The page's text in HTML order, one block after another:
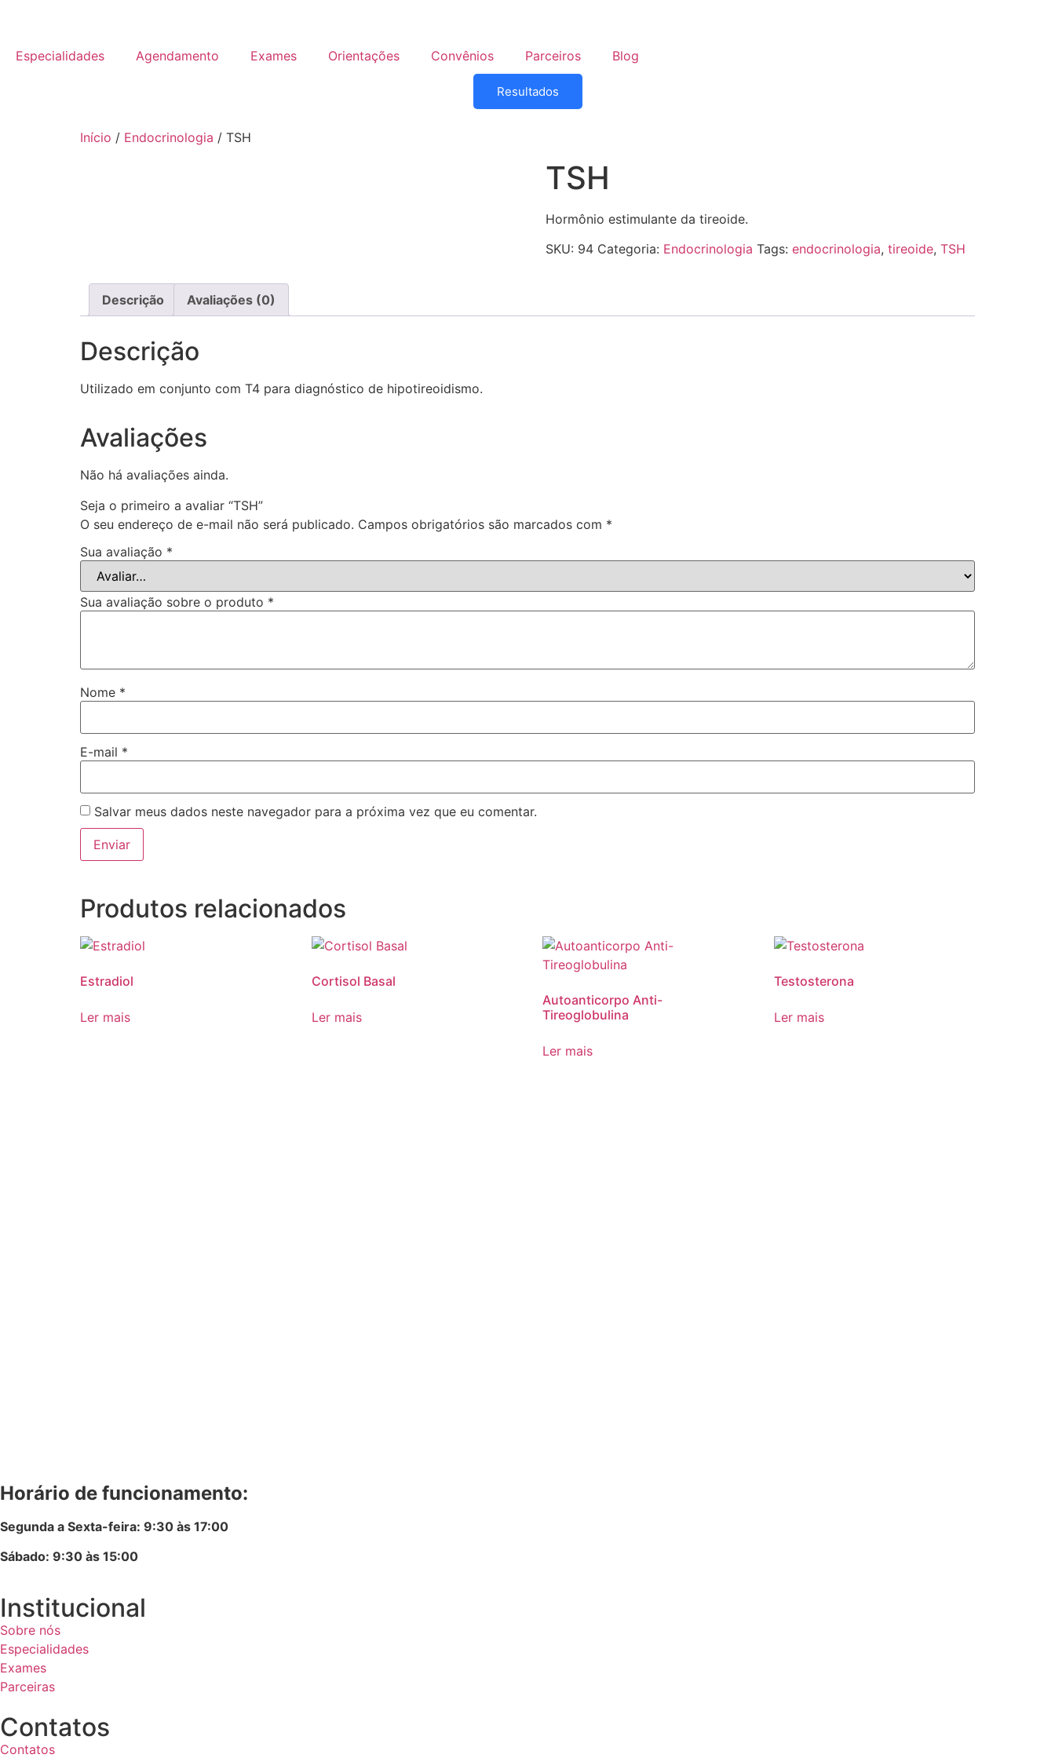
Especialidades Agendamento Exames Orientações Convênios Parceiros Blog
Resultados
Início / Endocrinologia / TSH
TSH
Hormônio estimulante da tireoide.
SKU: 94 Categoria: Endocrinologia Tags: endocrinologia, tireoide, TSH
Descrição Avaliações (0)
Descrição
Utilizado em conjunto com T4 para diagnóstico de hipotireoidismo.
Avaliações
Não há avaliações ainda.
Seja o primeiro a avaliar “TSH”
O seu endereço de e-mail não será publicado. Campos obrigatórios são marcados com *
Sua avaliação *
Sua avaliação sobre o produto *
Nome *
E-mail *
Salvar meus dados neste navegador para a próxima vez que eu comentar.
Produtos relacionados
Estradiol
Ler mais
Cortisol Basal
Ler mais
Autoanticorpo Anti-
Tireoglobulina
Ler mais
Testosterona
Ler mais
Horário de funcionamento:
Segunda a Sexta-feira: 9:30 às 17:00
Sábado: 9:30 às 15:00
Institucional
Sobre nós
Especialidades
Exames
Parceiras
Contatos
Contatos